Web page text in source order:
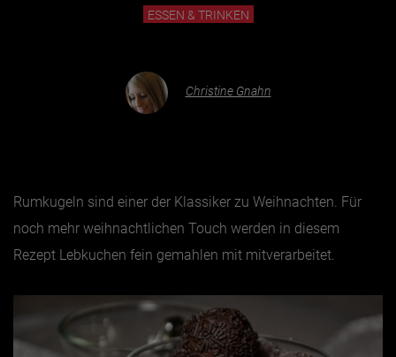
BEITRÄGE NACH MONAT
April
Juli
ESSEN & TRINKEN
Christine Gnahn
Rumkugeln sind einer der Klassiker zu Weihnachten. Für
noch mehr weihnachtlichen Touch werden in diesem
Rezept Lebkuchen fein gemahlen mit mitverarbeitet.